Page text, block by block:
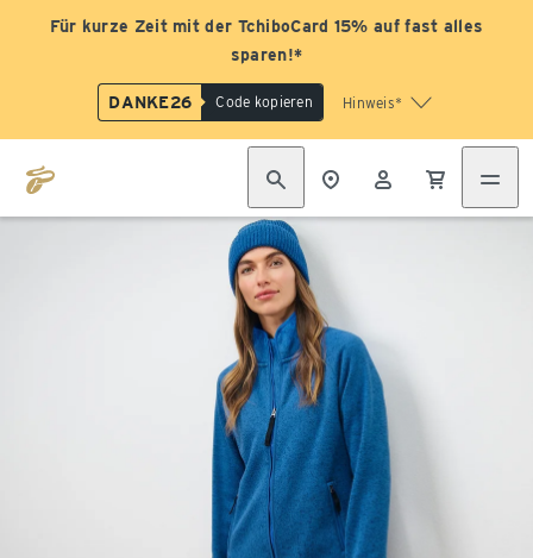
Für kurze Zeit mit der TchiboCard 15% auf fast alles
sparen!*
DANKE26 Code kopieren Hinweis*